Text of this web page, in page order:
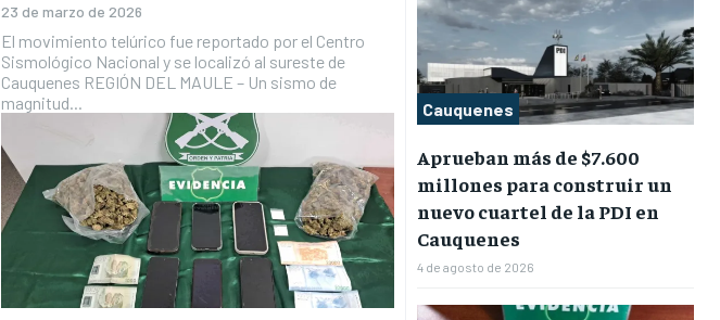
23 de marzo de 2026
El movimiento telúrico fue reportado por el Centro
Sismológico Nacional y se localizó al sureste de
Cauquenes REGIÓN DEL MAULE – Un sismo de
magnitud...
Cauquenes
Aprueban más de $7.600
millones para construir un
nuevo cuartel de la PDI en
Cauquenes
4 de agosto de 2026